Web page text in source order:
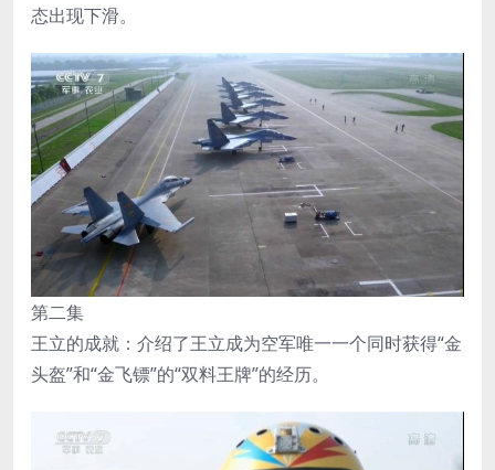
态出现下滑。
第二集
王立的成就：介绍了王立成为空军唯一一个同时获得“金
头盔”和“金飞镖”的“双料王牌”的经历。